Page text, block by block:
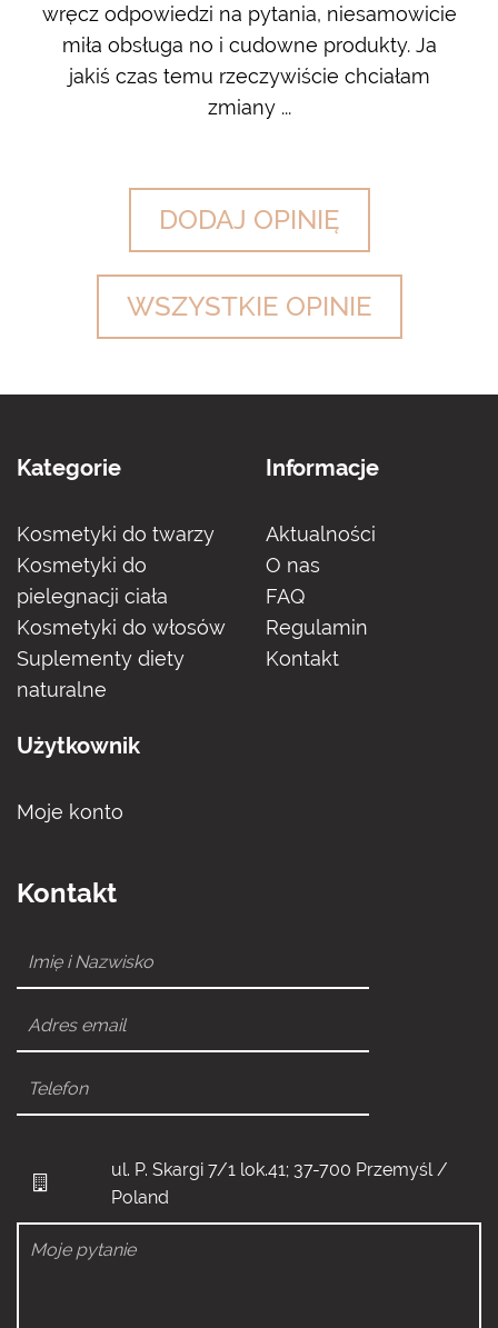
wręcz odpowiedzi na pytania, niesamowicie
miła obsługa no i cudowne produkty. Ja
jakiś czas temu rzeczywiście chciałam
zmiany ...
DODAJ OPINIĘ
WSZYSTKIE OPINIE
Kategorie
Kosmetyki do twarzy
Kosmetyki do
pielegnacji ciała
Kosmetyki do włosów
Suplementy diety
naturalne
Informacje
Aktualności
O nas
FAQ
Regulamin
Kontakt
Użytkownik
Moje konto
Kontakt
ul. P. Skargi 7/1 lok.41; 37-700 Przemyśl /
Poland